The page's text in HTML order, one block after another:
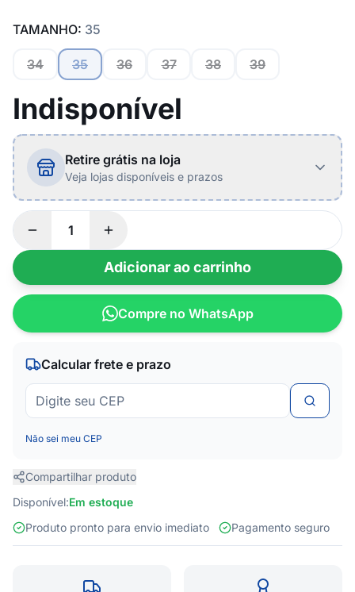
TAMANHO: 35
34 35 36 37 38 39
Indisponível
Retire grátis na loja
Veja lojas disponíveis e prazos
Adicionar ao carrinho
Compre no WhatsApp
Calcular frete e prazo
Não sei meu CEP
Compartilhar produto
Disponível:Em estoque
Produto pronto para envio imediato
Pagamento seguro